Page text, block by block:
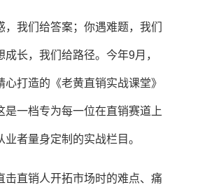
，我们给答案；你遇难题，我们
成长，我们给路径。今年9月，
心打造的《老黄直销实战课堂》
是一档专为每一位在直销赛道上
业者量身定制的实战栏目。
击直销人开拓市场时的难点、痛